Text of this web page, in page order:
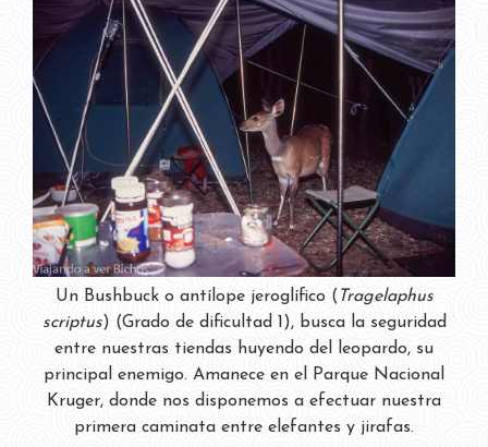
Un Bushbuck o antílope jeroglífico ( Tragelaphus
scriptus) (Grado de dificultad 1), busca la seguridad
entre nuestras tiendas huyendo del leopardo, su
principal enemigo. Amanece en el Parque Nacional
Kruger, donde nos disponemos a efectuar nuestra
primera caminata entre elefantes y jirafas.